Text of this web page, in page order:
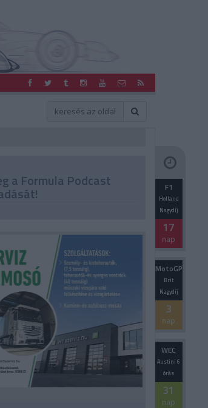
a Formula Podcast F1
Holland
Nagydíj
17
nap
MotoGP
Brit
Nagydíj
3
nap
WEC
Austini 6
órás
31
nap